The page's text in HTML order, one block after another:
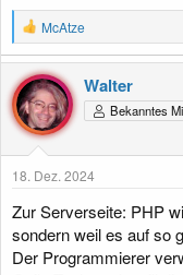
R
e
a
k
t
i
o
n
n
McAtze
Walter
Bekanntes
18. Dez. 2024
Zur Serverseite: PHP
sondern weil es auf so
Der Programmierer